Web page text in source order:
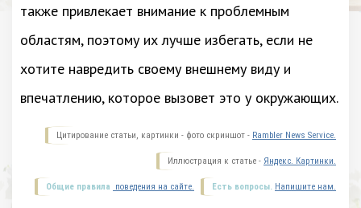
также привлекает внимание к проблемным
областям, поэтому их лучше избегать, если не
хотите навредить своему внешнему виду и
впечатлению, которое вызовет это у окружающих.
Цитирование статьи, картинки - фото скриншот - Rambler News Service.
Иллюстрация к статье - Яндекс. Картинки.
Есть вопросы. Напишите нам.
Общие правила поведения на сайте.